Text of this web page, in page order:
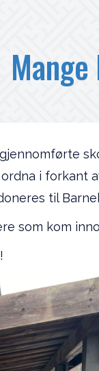
i forkant
til
som kom